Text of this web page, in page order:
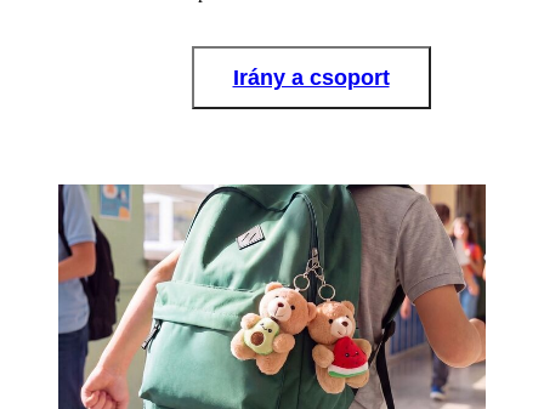
Irány a csoport